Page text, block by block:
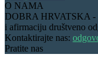
O NAMA
DOBRA HRVATSKA -
i afirmaciju društveno
Kontaktirajte nas:
Pratite nas